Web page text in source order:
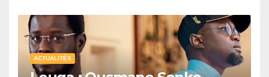
ACTUALITÉS